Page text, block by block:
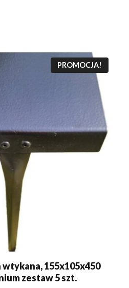
PROMOCJA!
155x105x450
zestaw 5 szt.